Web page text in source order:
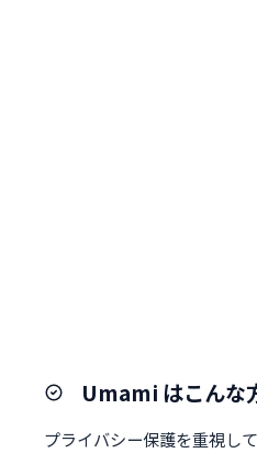
Umami はこんな
プライバシー保護を重視し